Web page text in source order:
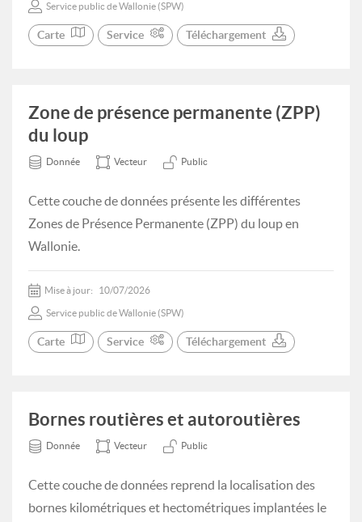
Service public de Wallonie (SPW)
Carte Service Téléchargement
Zone de présence permanente (ZPP)
du loup
Donnée Vecteur Public
Cette couche de données présente les différentes
Zones de Présence Permanente (ZPP) du loup en
Wallonie.
Mise à jour: 10/07/2026
Service public de Wallonie (SPW)
Carte Service Téléchargement
Bornes routières et autoroutières
Donnée Vecteur Public
Cette couche de données reprend la localisation des
bornes kilométriques et hectométriques implantées le